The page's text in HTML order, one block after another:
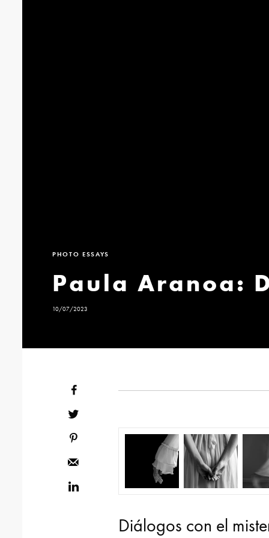
PHOTO ESSAYS
Paula Aranoa:
10/07/2023
Diálogos con el